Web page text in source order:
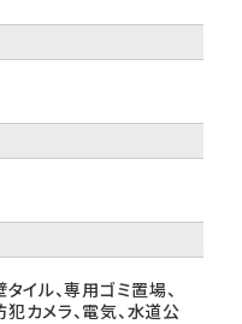
イル、専用ゴミ置場、
カメラ、電気、水道公